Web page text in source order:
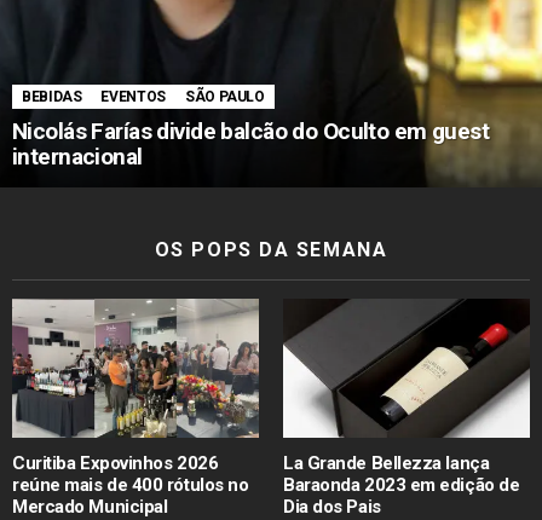
BEBIDAS EVENTOS SÃO PAULO
Nicolás Farías divide balcão do Oculto em guest
internacional
OS POPS DA SEMANA
Curitiba Expovinhos 2026
reúne mais de 400 rótulos no
Mercado Municipal
La Grande Bellezza lança
Baraonda 2023 em edição de
Dia dos Pais